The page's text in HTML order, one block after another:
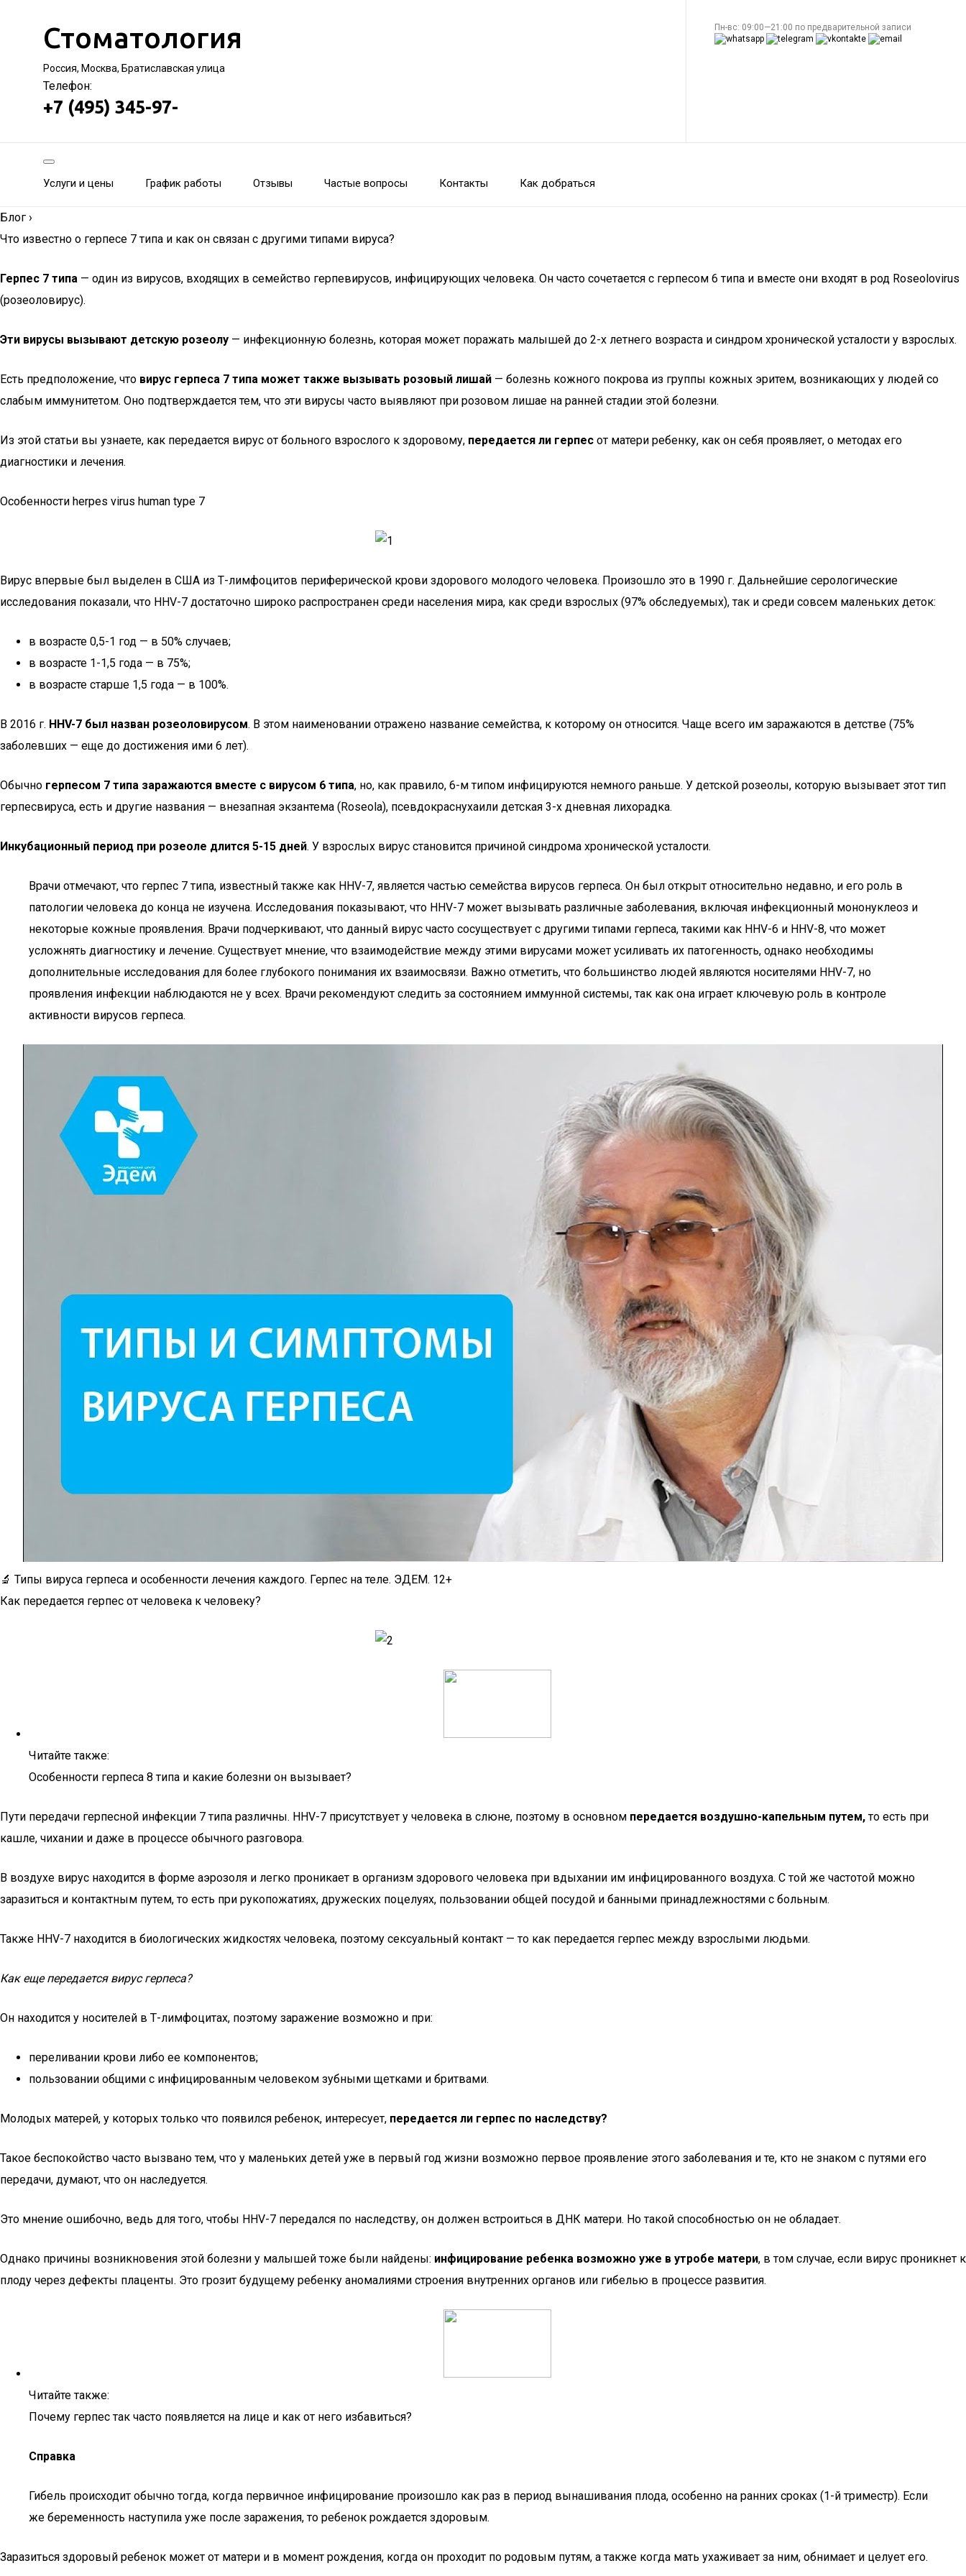
Стоматология
Россия, Москва, Братиславская улица
Телефон:
+7 (495) 345-97-
Пн-вс: 09:00—21:00 по предварительной записи
Услуги и цены График работы Отзывы Частые вопросы Контакты Как добраться
Блог ›
Что известно о герпесе 7 типа и как он связан с другими типами вируса?
Герпес 7 типа — один из вирусов, входящих в семейство герпевирусов, инфицирующих человека. Он часто сочетается с герпесом 6 типа и вместе они входят в род Roseolovirus
(розеоловирус).
Эти вирусы вызывают детскую розеолу — инфекционную болезнь, которая может поражать малышей до 2-х летнего возраста и синдром хронической усталости у взрослых.
Есть предположение, что вирус герпеса 7 типа может также вызывать розовый лишай — болезнь кожного покрова из группы кожных эритем, возникающих у людей со
слабым иммунитетом. Оно подтверждается тем, что эти вирусы часто выявляют при розовом лишае на ранней стадии этой болезни.
Из этой статьи вы узнаете, как передается вирус от больного взрослого к здоровому, передается ли герпес от матери ребенку, как он себя проявляет, о методах его
диагностики и лечения.
Особенности herpes virus human type 7
Вирус впервые был выделен в США из Т-лимфоцитов периферической крови здорового молодого человека. Произошло это в 1990 г. Дальнейшие серологические
исследования показали, что HHV-7 достаточно широко распространен среди населения мира, как среди взрослых (97% обследуемых), так и среди совсем маленьких деток:
в возрасте 0,5-1 год — в 50% случаев;
в возрасте 1-1,5 года — в 75%;
в возрасте старше 1,5 года — в 100%.
В 2016 г. HHV-7 был назван розеоловирусом. В этом наименовании отражено название семейства, к которому он относится. Чаще всего им заражаются в детстве (75%
заболевших — еще до достижения ими 6 лет).
Обычно герпесом 7 типа заражаются вместе с вирусом 6 типа, но, как правило, 6-м типом инфицируются немного раньше. У детской розеолы, которую вызывает этот тип
герпесвируса, есть и другие названия — внезапная экзантема (Roseola), псевдокраснухаили детская 3-х дневная лихорадка.
Инкубационный период при розеоле длится 5-15 дней. У взрослых вирус становится причиной синдрома хронической усталости.
Врачи отмечают, что герпес 7 типа, известный также как HHV-7, является частью семейства вирусов герпеса. Он был открыт относительно недавно, и его роль в
патологии человека до конца не изучена. Исследования показывают, что HHV-7 может вызывать различные заболевания, включая инфекционный мононуклеоз и
некоторые кожные проявления. Врачи подчеркивают, что данный вирус часто сосуществует с другими типами герпеса, такими как HHV-6 и HHV-8, что может
усложнять диагностику и лечение. Существует мнение, что взаимодействие между этими вирусами может усиливать их патогенность, однако необходимы
дополнительные исследования для более глубокого понимания их взаимосвязи. Важно отметить, что большинство людей являются носителями HHV-7, но
проявления инфекции наблюдаются не у всех. Врачи рекомендуют следить за состоянием иммунной системы, так как она играет ключевую роль в контроле
активности вирусов герпеса.
🔬 Типы вируса герпеса и особенности лечения каждого. Герпес на теле. ЭДЕМ. 12+
Как передается герпес от человека к человеку?
Читайте также:
Особенности герпеса 8 типа и какие болезни он вызывает?
Пути передачи герпесной инфекции 7 типа различны. HHV-7 присутствует у человека в слюне, поэтому в основном передается воздушно-капельным путем,то есть при
кашле, чихании и даже в процессе обычного разговора.
В воздухе вирус находится в форме аэрозоля и легко проникает в организм здорового человека при вдыхании им инфицированного воздуха. С той же частотой можно
заразиться и контактным путем, то есть при рукопожатиях, дружеских поцелуях, пользовании общей посудой и банными принадлежностями с больным.
Также HHV-7 находится в биологических жидкостях человека, поэтому сексуальный контакт — то как передается герпес между взрослыми людьми.
Как еще передается вирус герпеса?
Он находится у носителей в Т-лимфоцитах, поэтому заражение возможно и при:
переливании крови либо ее компонентов;
пользовании общими с инфицированным человеком зубными щетками и бритвами.
Молодых матерей, у которых только что появился ребенок, интересует, передается ли герпес по наследству?
Такое беспокойство часто вызвано тем, что у маленьких детей уже в первый год жизни возможно первое проявление этого заболевания и те, кто не знаком с путями его
передачи, думают, что он наследуется.
Это мнение ошибочно, ведь для того, чтобы HHV-7 передался по наследству, он должен встроиться в ДНК матери. Но такой способностью он не обладает.
Однако причины возникновения этой болезни у малышей тоже были найдены: инфицирование ребенка возможно уже в утробе матери, в том случае, если вирус проникнет к
плоду через дефекты плаценты. Это грозит будущему ребенку аномалиями строения внутренних органов или гибелью в процессе развития.
Читайте также:
Почему герпес так часто появляется на лице и как от него избавиться?
Справка
Гибель происходит обычно тогда, когда первичное инфицирование произошло как раз в период вынашивания плода, особенно на ранних сроках (1-й триместр). Если
же беременность наступила уже после заражения, то ребенок рождается здоровым.
Заразиться здоровый ребенок может от матери и в момент рождения, когда он проходит по родовым путям, а также когда мать ухаживает за ним, обнимает и целует его.